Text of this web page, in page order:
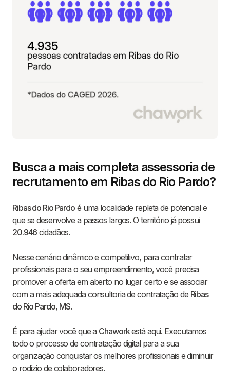
Busca a mais completa assessoria de
recrutamento em Ribas do Rio Pardo?
Ribas do Rio Pardo é uma localidade repleta de potencial e
que se desenvolve a passos largos. O território já possui
20.946 cidadãos.
Nesse cenário dinâmico e competitivo, para contratar
profissionais para o seu empreendimento, você precisa
promover a oferta em aberto no lugar certo e se associar
com a mais adequada consultoria de contratação de Ribas
do Rio Pardo, MS.
É para ajudar você que a Chaworkestá aqui. Executamos
todo o processo de contratação digital para a sua
organização conquistar os melhores profissionais e diminuir
o rodízio de colaboradores.